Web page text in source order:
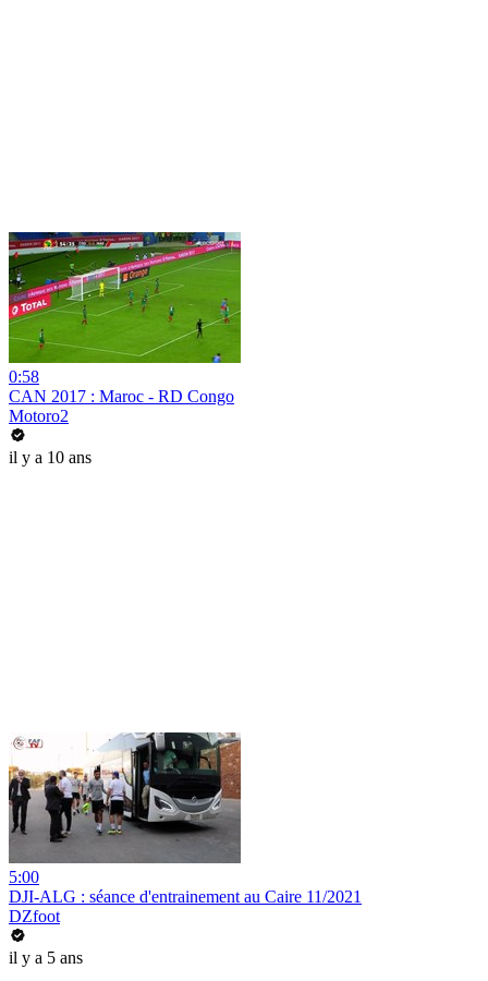
0:58
CAN 2017 : Maroc - RD Congo
Motoro2
il y a 10 ans
5:00
DJI-ALG : séance d'entrainement au Caire 11/2021
DZfoot
il y a 5 ans